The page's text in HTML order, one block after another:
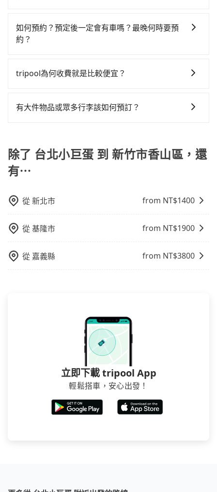
站，每人票價290元，再用5分鐘出站、等待車站前排班
的計程車，搭上小黃後約花35分鐘、車費500元後，抵
均每人花費為560元。但如果全程使用tripool並到府專
元車資，而且更會額外浪費45分鐘在轉乘與等車上，現
同）承租小轎車，每公里再額外加收$3.2，從台北小巨
蛋到新竹市香山區的花費預估為$650~850，雖已將
iRent只提供最基本的車型，如Toyota Yaris、Prius C、
最令人詬病的就是車況，打開車門才發現仍有上一組乘
時卻偏偏找不到停車位，對於急著用車或者要載其他乘
客的人來說就有不小的風險。最後，雖然路邊隨租隨還
看似方便，但實際使用時還是有其區域的限制，實際可
天或者載行李時，就顯得非常不便。
灣大車隊、Uber、Line Taxi、Yoxi等，如果在路邊攔不
到車，也可考慮打電話至台北小巨蛋附近的計程車隊，
如改預約tripool可省高達$1,200。綜合以上，無論在價
如何預約？預定後一定會有車嗎？最晚何時要預
約？
務，可直接線上輸入上下車地點或地址，三秒內即可查
訊以及電子郵件確認信，如此就完成預約了，而司機與
價，如臨時需要，前一天傍晚五點前仍會收單，最遲如
當天下午過後乘車，四小時前仍能預約。
tripool為何收費就是比較便宜？
一次使用tripool的會擔心價格比市價便宜不少，是不是
機也絕對不會在車內吸煙，於新冠肺炎期間也絕對全程
配戴口罩。tripool之所以能將價格壓在市價7~8折的主
因來自於自行研發的AI車輛調度演算法，能有效降低空
在成本的控制，更是在傳統旺季（年假、端午、中秋、
用到不熟悉的司機或者轉單給其他車行的情況比同行更
低，如此便反應在服務品質的控管會更佳。但tripool網
保證前一天中午以前均可全額取消退費，如已經決定好
有大件物品或眾多行李該如何預訂？
看板、床墊、折疊單車、家電等，在乘客人數不多的情
況下，可以將後座倒放來騰出置物空間。基本上只要不
遮住司機視線、不會破壞車體、不影響行車安全，會讓
並事先透過官網的線上客服洽詢，確認沒問題再下訂。
除了 台北小巨蛋 到 新竹市香山區，還
有⋯
從新北市 from NT$1400
從基隆市 from NT$1900
從 嘉義縣 from NT$3800
立即下載 tripool App
輕鬆搭車，安心出發！